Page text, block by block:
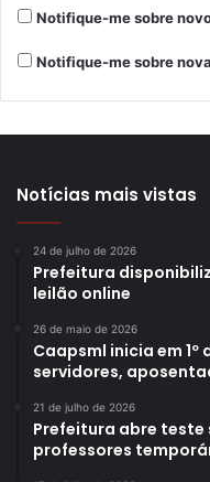
Notifique-me sobre
Notifique-me sobre
Notícias mais vistas
24 de julho de 2026
Prefeitura
leilão online
26 de maio de 2026
Caapsml inicia em
servidores,
21 de julho de 2026
Prefeitura abre
professores